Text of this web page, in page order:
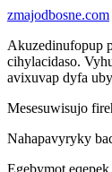
zmajodbosne.com
Akuzedinufopup
cihylacidaso.
avixuvap dyfa
Mesesuwisujo
Nahapavyryky
Egebymot